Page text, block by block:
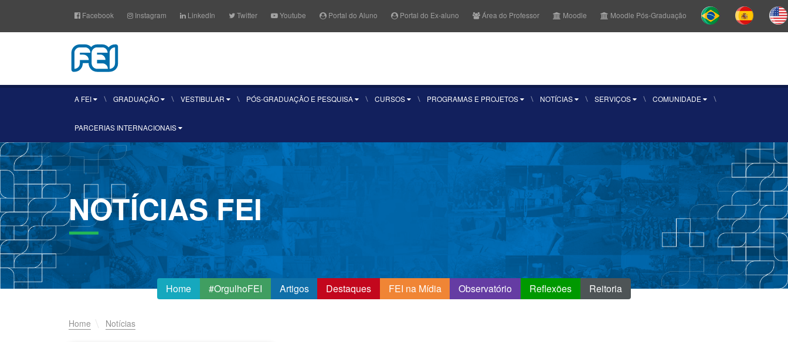
Facebook Instagram LinkedIn Twitter Youtube Portal do Aluno Portal do Ex-aluno Área do Professor Moodle Moodle Pós-Graduação
A FEI GRADUAÇÃO VESTIBULAR PÓS-GRADUAÇÃO E PESQUISA CURSOS PROGRAMAS E PROJETOS NOTÍCIAS SERVIÇOS COMUNIDADE
PARCERIAS INTERNACIONAIS
NOTÍCIASFEI
Home #OrgulhoFEI Artigos Destaques FEI na Mídia Observatório Reflexões Reitoria
Home Notícias